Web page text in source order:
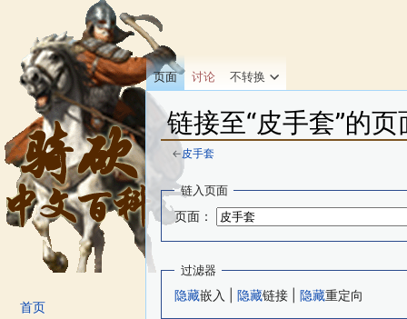
链接至“皮手套”的页
←皮手套
跳转至：
链入页面
页面：
过滤器
隐藏嵌入 | 隐藏链接 | 隐藏重定向
页面 讨论 不转换
首页